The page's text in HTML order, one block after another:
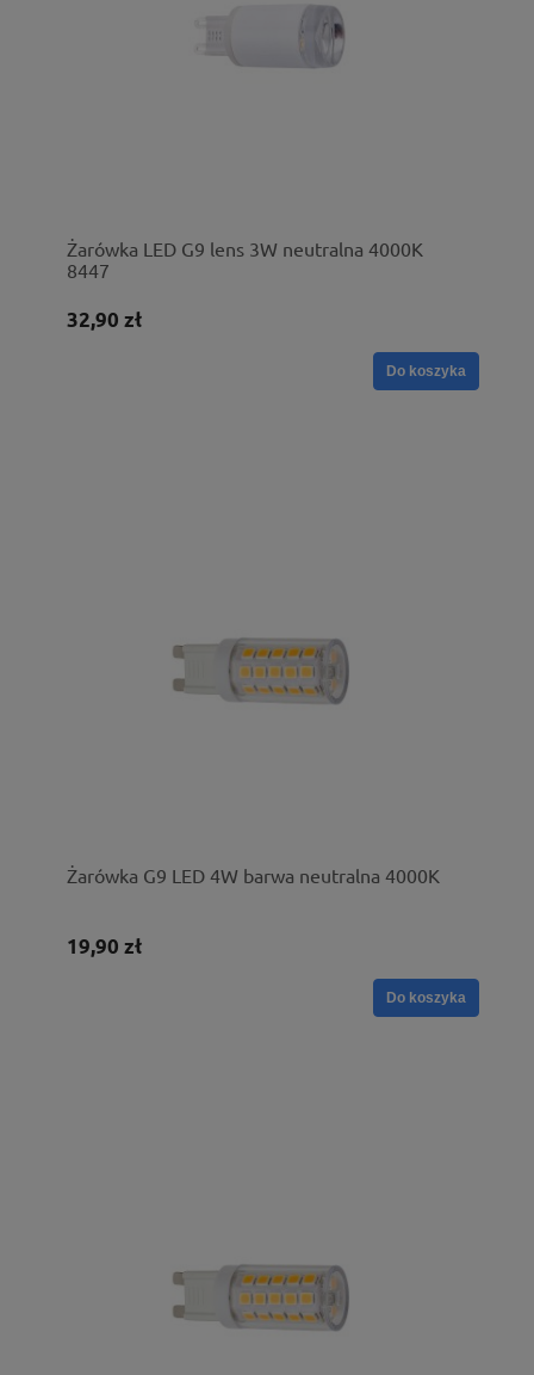
Żarówka LED G9 lens 3W neutralna 4000K
8447
32,90 zł
Do koszyka
Żarówka G9 LED 4W barwa neutralna 4000K
19,90 zł
Do koszyka